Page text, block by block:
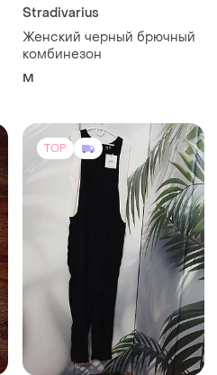
Stradivarius
Женский черный брючный
комбинезон
M
TOP